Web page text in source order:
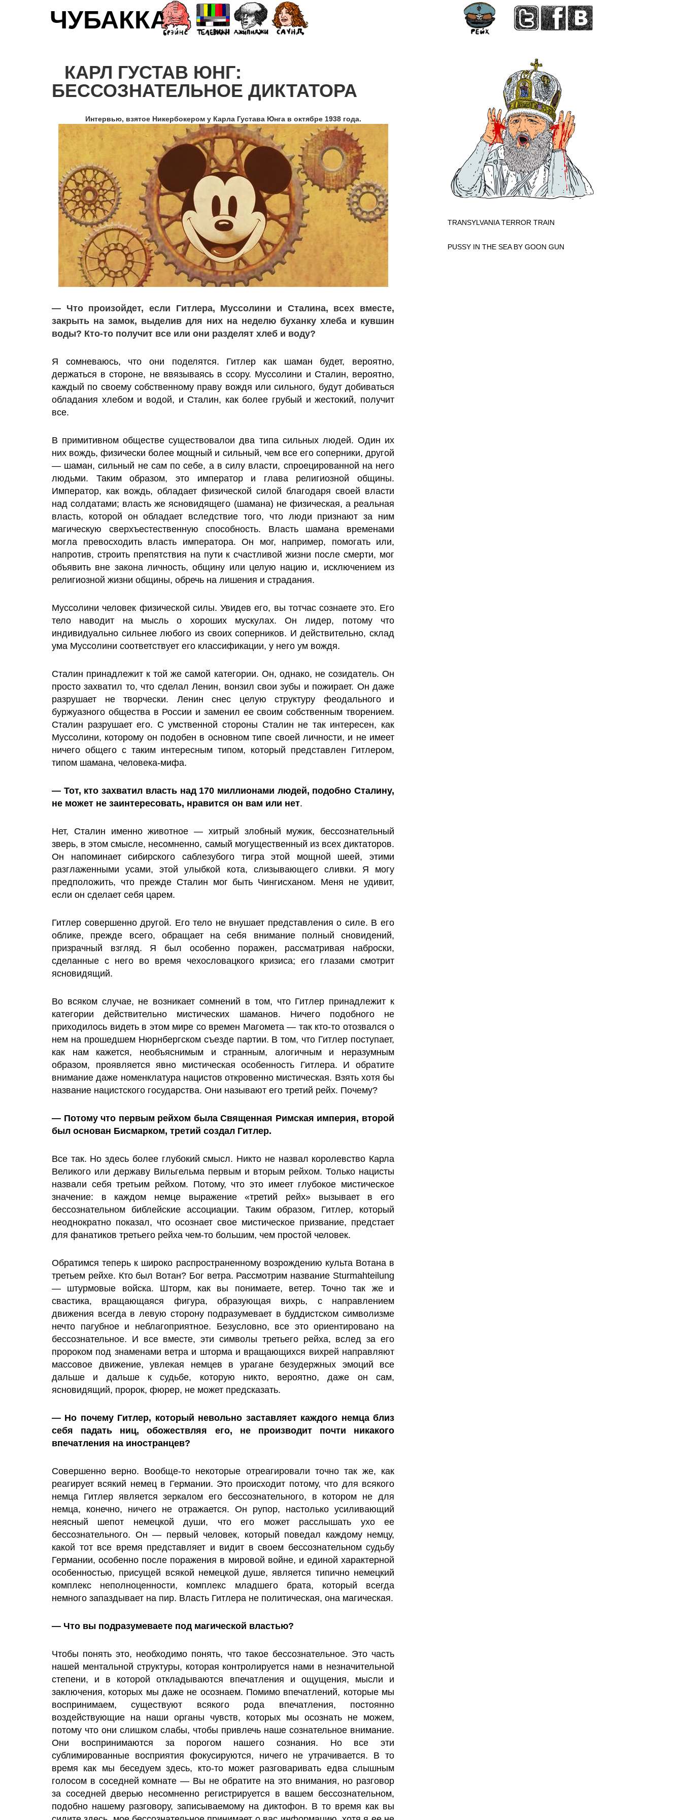
ЧУБАККА
КАРЛ ГУСТАВ ЮНГ:
БЕССОЗНАТЕЛЬНОЕ ДИКТАТОРА
Интервью, взятое Никербокером у Карла Густава Юнга в октябре 1938 года.
— Что произойдет, если Гитлера, Муссолини и Сталина, всех вместе,
закрыть на замок, выделив для них на неделю буханку хлеба и кувшин
воды? Кто-то получит все или они разделят хлеб и воду?
Я сомневаюсь, что они поделятся. Гитлер как шаман будет, вероятно,
держаться в стороне, не ввязываясь в ссору. Муссолини и Сталин, вероятно,
каждый по своему собственному праву вождя или сильного, будут добиваться
обладания хлебом и водой, и Сталин, как более грубый и жестокий, получит
все.
В примитивном обществе существовалои два типа сильных людей. Один их
них вождь, физически более мощный и сильный, чем все его соперники, другой
— шаман, сильный не сам по себе, а в силу власти, спроецированной на него
людьми. Таким образом, это император и глава религиозной общины.
Император, как вождь, обладает физической силой благодаря своей власти
над солдатами; власть же ясновидящего (шамана) не физическая, а реальная
власть, которой он обладает вследствие того, что люди признают за ним
магическую сверхъестественную способность. Власть шамана временами
могла превосходить власть императора. Он мог, например, помогать или,
напротив, строить препятствия на пути к счастливой жизни после смерти, мог
объявить вне закона личность, общину или целую нацию и, исключением из
религиозной жизни общины, обречь на лишения и страдания.
Муссолини человек физической силы. Увидев его, вы тотчас сознаете это. Его
тело наводит на мысль о хороших мускулах. Он лидер, потому что
индивидуально сильнее любого из своих соперников. И действительно, склад
ума Муссолини соответствует его классификации, у него ум вождя.
Сталин принадлежит к той же самой категории. Он, однако, не созидатель. Он
просто захватил то, что сделал Ленин, вонзил свои зубы и пожирает. Он даже
разрушает не творчески. Ленин снес целую структуру феодального и
буржуазного общества в России и заменил ее своим собственным творением.
Сталин разрушает его. С умственной стороны Сталин не так интересен, как
Муссолини, которому он подобен в основном типе своей личности, и не имеет
ничего общего с таким интересным типом, который представлен Гитлером,
типом шамана, человека-мифа.
— Тот, кто захватил власть над 170 миллионами людей, подобно Сталину,
не может не заинтересовать, нравится он вам или нет.
Нет, Сталин именно животное — хитрый злобный мужик, бессознательный
зверь, в этом смысле, несомненно, самый могущественный из всех диктаторов.
Он напоминает сибирского саблезубого тигра этой мощной шеей, этими
разглаженными усами, этой улыбкой кота, слизывающего сливки. Я могу
предположить, что прежде Сталин мог быть Чингисханом. Меня не удивит,
если он сделает себя царем.
Гитлер совершенно другой. Его тело не внушает представления о силе. В его
облике, прежде всего, обращает на себя внимание полный сновидений,
призрачный взгляд. Я был особенно поражен, рассматривая наброски,
сделанные с него во время чехословацкого кризиса; его глазами смотрит
ясновидящий.
Во всяком случае, не возникает сомнений в том, что Гитлер принадлежит к
категории действительно мистических шаманов. Ничего подобного не
приходилось видеть в этом мире со времен Магомета — так кто-то отозвался о
нем на прошедшем Нюрнбергском съезде партии. В том, что Гитлер поступает,
как нам кажется, необъяснимым и странным, алогичным и неразумным
образом, проявляется явно мистическая особенность Гитлера. И обратите
внимание даже номенклатура нацистов откровенно мистическая. Взять хотя бы
название нацистского государства. Они называют его третий рейх. Почему?
— Потому что первым рейхом была Священная Римская империя, второй
был основан Бисмарком, третий создал Гитлер.
Все так. Но здесь более глубокий смысл. Никто не назвал королевство Карла
Великого или державу Вильгельма первым и вторым рейхом. Только нацисты
назвали себя третьим рейхом. Потому, что это имеет глубокое мистическое
значение: в каждом немце выражение «третий рейх» вызывает в его
бессознательном библейские ассоциации. Таким образом, Гитлер, который
неоднократно показал, что осознает свое мистическое призвание, предстает
для фанатиков третьего рейха чем-то большим, чем простой человек.
Обратимся теперь к широко распространенному возрождению культа Вотана в
третьем рейхе. Кто был Вотан? Бог ветра. Рассмотрим название Sturmahteilung
— штурмовые войска. Шторм, как вы понимаете, ветер. Точно так же и
свастика, вращающаяся фигура, образующая вихрь, с направлением
движения всегда в левую сторону подразумевает в буддистском символизме
нечто пагубное и неблагоприятное. Безусловно, все это ориентировано на
бессознательное. И все вместе, эти символы третьего рейха, вслед за его
пророком под знаменами ветра и шторма и вращающихся вихрей направляют
массовое движение, увлекая немцев в урагане безудержных эмоций все
дальше и дальше к судьбе, которую никто, вероятно, даже он сам,
ясновидящий, пророк, фюрер, не может предсказать.
— Но почему Гитлер, который невольно заставляет каждого немца близ
себя падать ниц, обожествляя его, не производит почти никакого
впечатления на иностранцев?
Совершенно верно. Вообще-то некоторые отреагировали точно так же, как
реагирует всякий немец в Германии. Это происходит потому, что для всякого
немца Гитлер является зеркалом его бессознательного, в котором не для
немца, конечно, ничего не отражается. Он рупор, настолько усиливающий
неясный шепот немецкой души, что его может расслышать ухо ее
бессознательного. Он — первый человек, который поведал каждому немцу,
какой тот все время представляет и видит в своем бессознательном судьбу
Германии, особенно после поражения в мировой войне, и единой характерной
особенностью, присущей всякой немецкой душе, является типично немецкий
комплекс неполноценности, комплекс младшего брата, который всегда
немного запаздывает на пир. Власть Гитлера не политическая, она магическая.
— Что вы подразумеваете под магической властью?
Чтобы понять это, необходимо понять, что такое бессознательное. Это часть
нашей ментальной структуры, которая контролируется нами в незначительной
степени, и в которой откладываются впечатления и ощущения, мысли и
заключения, которых мы даже не осознаем. Помимо впечатлений, которые мы
воспринимаем, существуют всякого рода впечатления, постоянно
воздействующие на наши органы чувств, которых мы осознать не можем,
потому что они слишком слабы, чтобы привлечь наше сознательное внимание.
Они воспринимаются за порогом нашего сознания. Но все эти
сублимированные восприятия фокусируются, ничего не утрачивается. В то
время как мы беседуем здесь, кто-то может разговаривать едва слышным
голосом в соседней комнате — Вы не обратите на это внимания, но разговор
за соседней дверью несомненно регистрируется в вашем бессознательном,
подобно нашему разговору, записываемому на диктофон. В то время как вы
TRANSYLVANIA TERROR TRAIN
PUSSY IN THE SEA BY GOON GUN